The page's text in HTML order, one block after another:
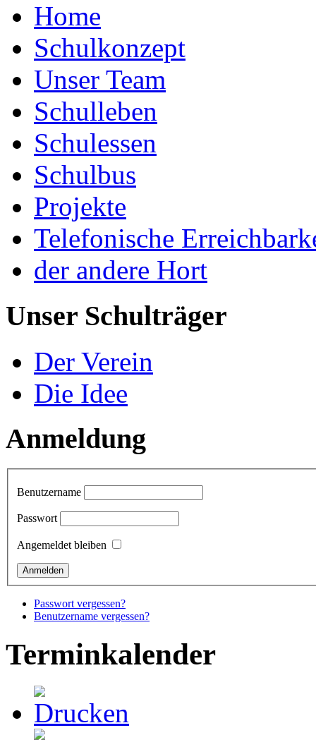
Home
Schulkonzept
Unser Team
Schulleben
Schulessen
Schulbus
Projekte
Telefonische
der andere Hort
Unser Schulträger
Der Verein
Die Idee
Anmeldung
Benutzername
Passwort
Angemeldet bleiben
Passwort vergessen?
Benutzername vergessen?
Terminkalender